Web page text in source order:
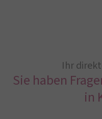
Ihr
Sie haben
in